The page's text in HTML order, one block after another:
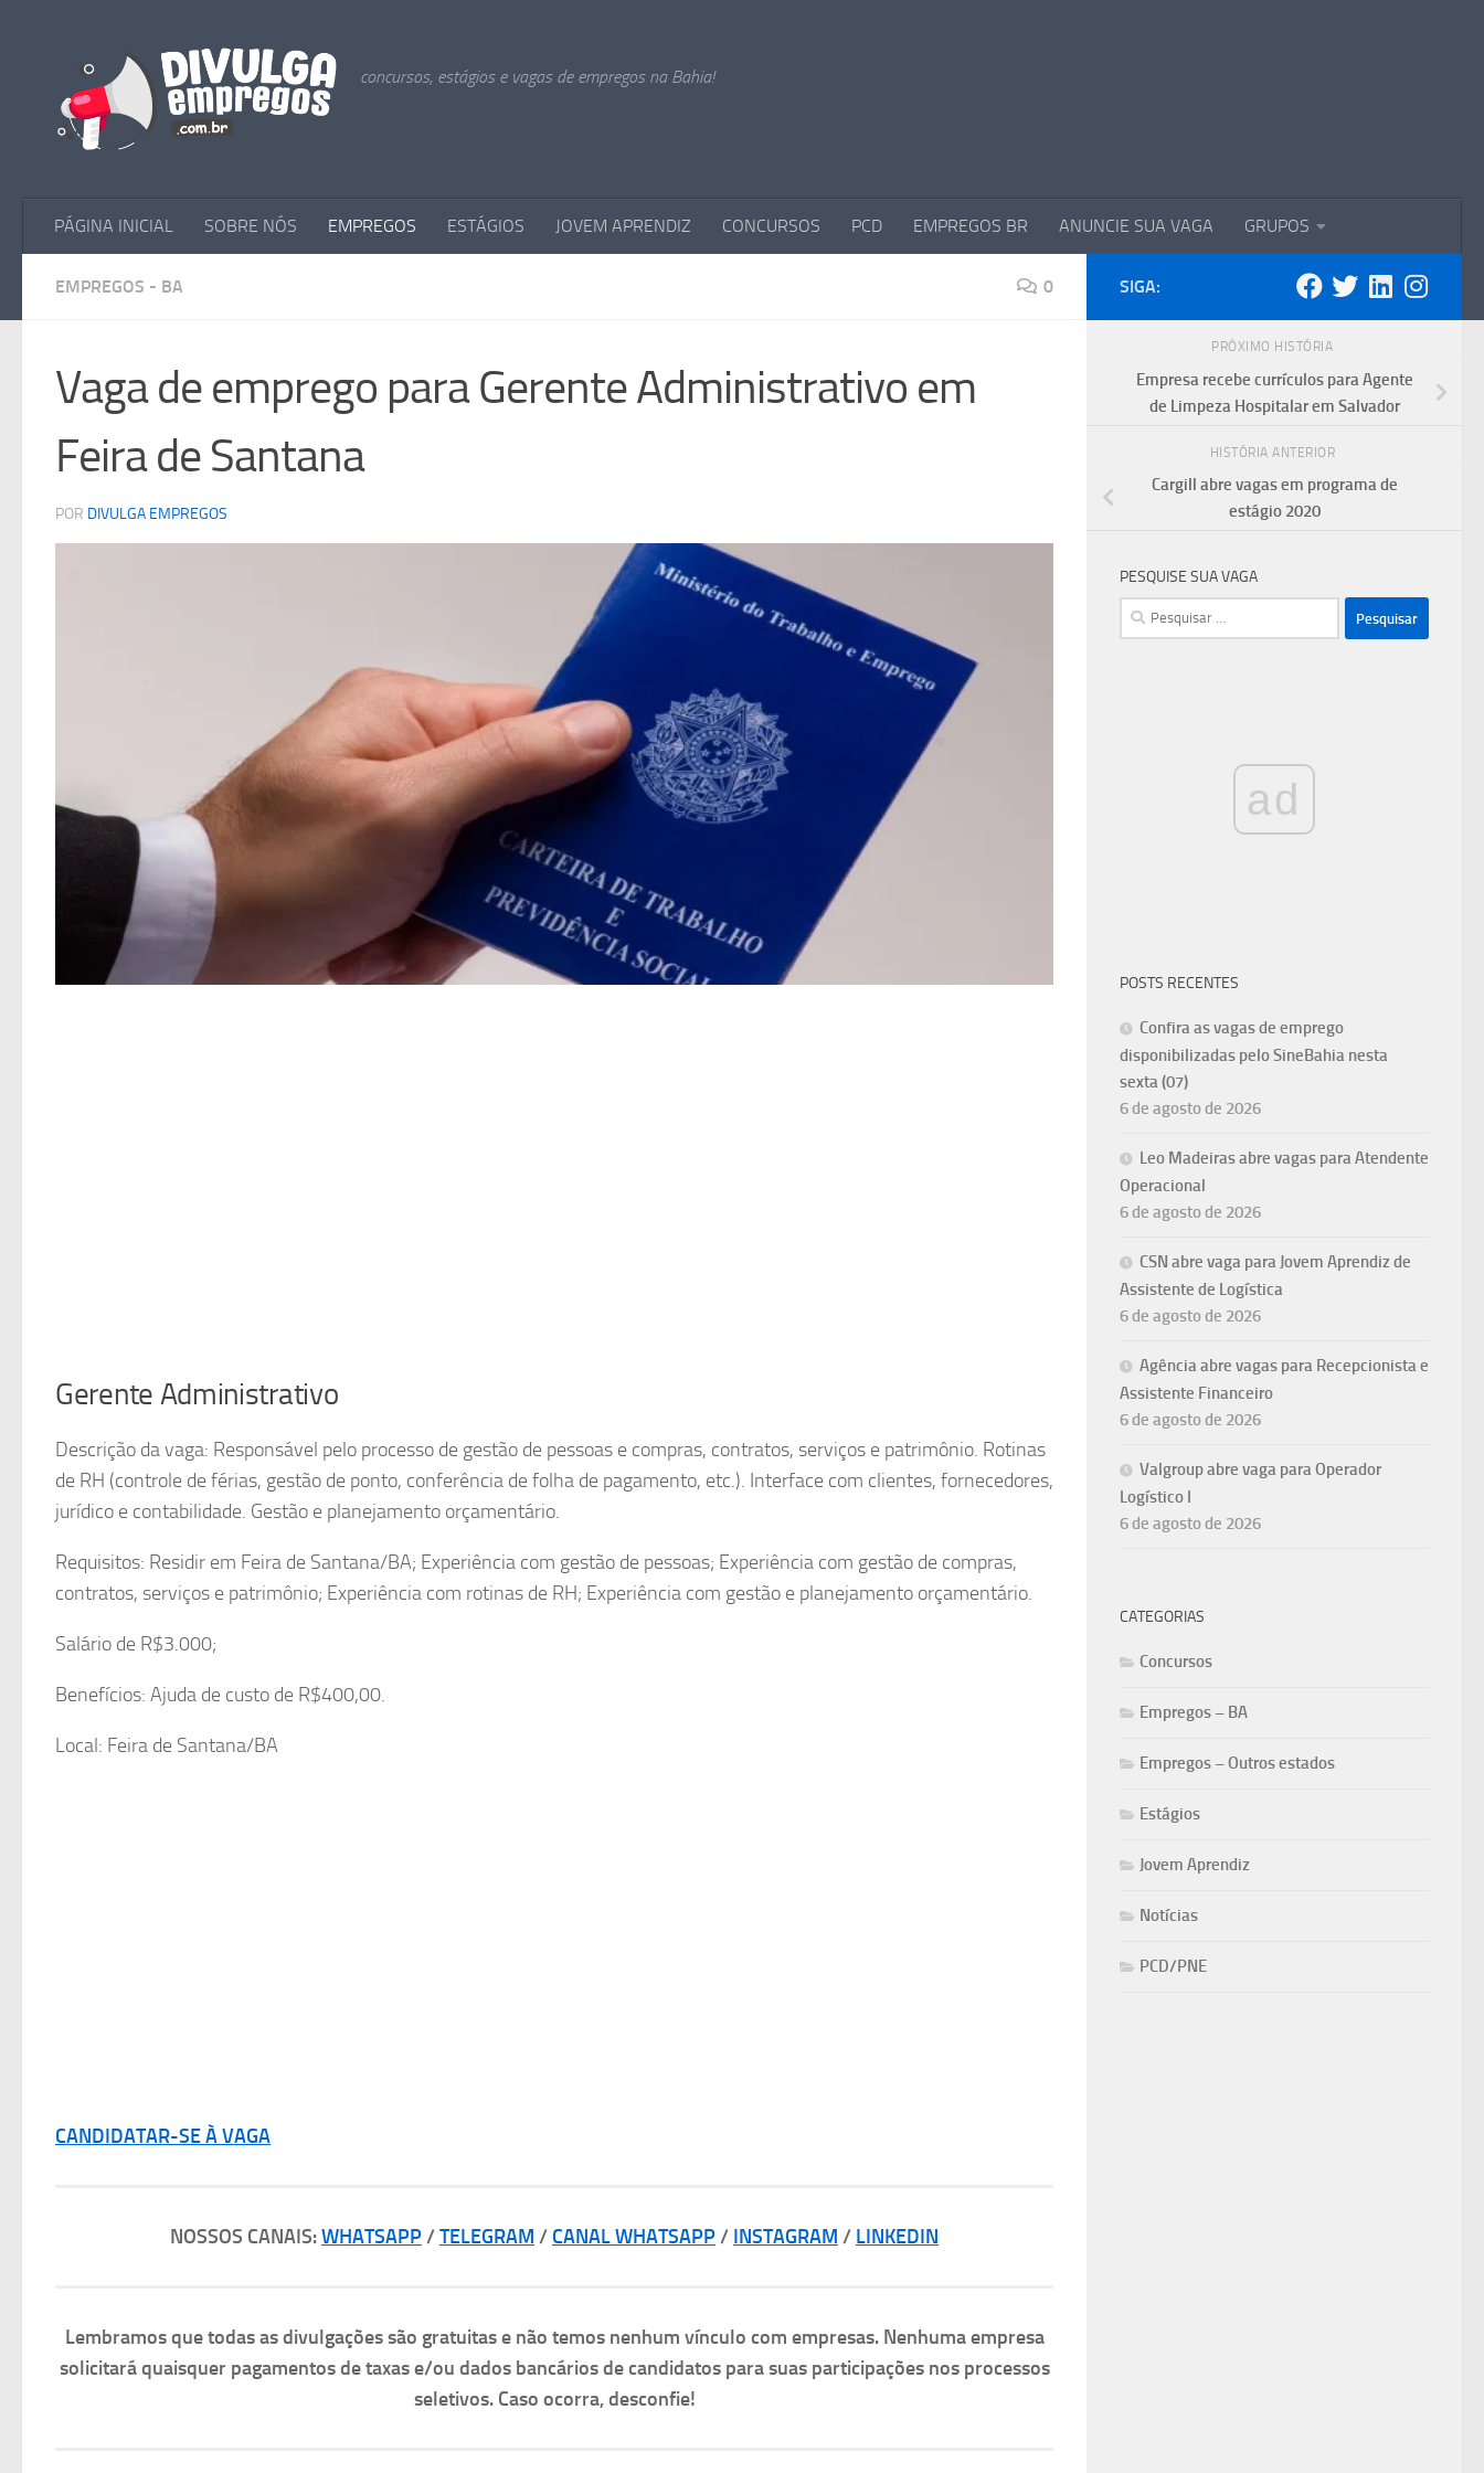
concursos, estágios e vagas de empregos na Bahia!
PÁGINA INICIAL SOBRE NÓS EMPREGOS ESTÁGIOS JOVEM APRENDIZ CONCURSOS PCD EMPREGOS BR ANUNCIE SUA VAGA GRUPOS
EMPREGOS - BA 0
Vaga de emprego para Gerente Administrativo em
Feira de Santana
POR DIVULGA EMPREGOS
Gerente Administrativo
Descrição da vaga: Responsável pelo processo de gestão de pessoas e compras, contratos, serviços e patrimônio. Rotinas
de RH (controle de férias, gestão de ponto, conferência de folha de pagamento, etc.). Interface com clientes, fornecedores,
jurídico e contabilidade. Gestão e planejamento orçamentário.
Requisitos: Residir em Feira de Santana/BA; Experiência com gestão de pessoas; Experiência com gestão de compras,
contratos, serviços e patrimônio; Experiência com rotinas de RH; Experiência com gestão e planejamento orçamentário.
Salário de R$3.000;
Benefícios: Ajuda de custo de R$400,00.
Local: Feira de Santana/BA
CANDIDATAR-SE À VAGA
NOSSOS CANAIS:WHATSAPP/ TELEGRAM / CANAL WHATSAPP/ INSTAGRAM / LINKEDIN
Lembramos que todas as divulgações são gratuitas e não temos nenhum vínculo com empresas. Nenhuma empresa
solicitará quaisquer pagamentos de taxas e/ou dados bancários de candidatos para suas participações nos processos
seletivos. Caso ocorra, desconfie!
SIGA:
PRÓXIMO HISTÓRIA
Empresa recebe currículos para Agente
de Limpeza Hospitalar em Salvador
HISTÓRIA ANTERIOR
Cargill abre vagas em programa de
estágio 2020
PESQUISE SUA VAGA
Pesquisar
por:
ad
POSTS RECENTES
Confira as vagas de emprego
disponibilizadas pelo SineBahia nesta
sexta (07)
6 de agosto de 2026
Leo Madeiras abre vagas para Atendente
Operacional
6 de agosto de 2026
CSN abre vaga para Jovem Aprendiz de
Assistente de Logística
6 de agosto de 2026
Agência abre vagas para Recepcionista e
Assistente Financeiro
6 de agosto de 2026
Valgroup abre vaga para Operador
Logístico I
6 de agosto de 2026
CATEGORIAS
Concursos
Empregos – BA
Empregos – Outros estados
Estágios
Jovem Aprendiz
Notícias
PCD/PNE